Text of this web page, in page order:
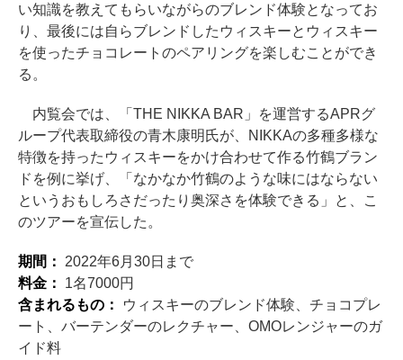
い知識を教えてもらいながらのブレンド体験となってお
り、最後には自らブレンドしたウィスキーとウィスキー
を使ったチョコレートのペアリングを楽しむことができ
る。
内覧会では、「THE NIKKA BAR」を運営するAPRグ
ループ代表取締役の青木康明氏が、NIKKAの多種多様な
特徴を持ったウィスキーをかけ合わせて作る竹鶴ブラン
ドを例に挙げ、「なかなか竹鶴のような味にはならない
というおもしろさだったり奥深さを体験できる」と、こ
のツアーを宣伝した。
期間： 2022年6月30日まで
料金： 1名7000円
含まれるもの：
ウィスキーのブレンド体験、チョコプレ
ート、バーテンダーのレクチャー、OMOレンジャーのガ
イド料